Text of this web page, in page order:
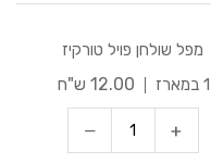
מפל שולחן פויל טורקיז
1 במארז
12.00 ש"ח